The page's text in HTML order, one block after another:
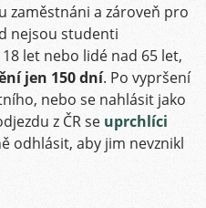
zaměstnáni a zároveň pro
nejsou studenti
let nebo lidé nad 65 let,
jen 150 dní. Po vypršení
nebo se nahlásit jako
z ČR se uprchlíci
odhlásit, aby jim nevznikl